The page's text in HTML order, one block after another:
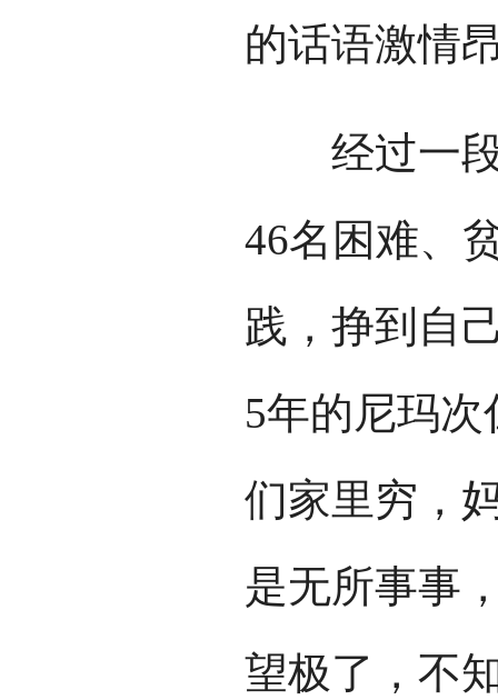
的话语激情
经过一段
46名困难、
践，挣到自
5年的尼玛
们家里穷，
是无所事事
望极了，不